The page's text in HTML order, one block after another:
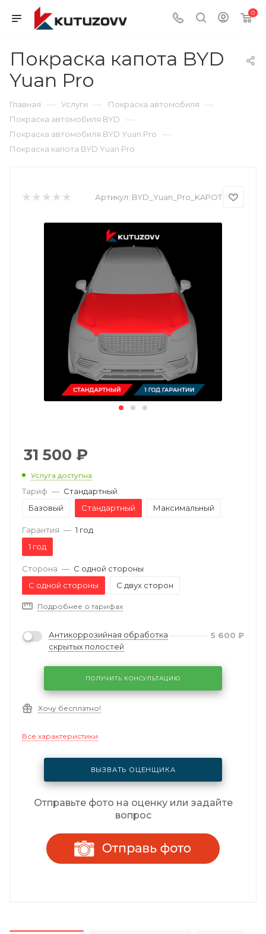
0
Покраска капота BYD
Yuan Pro
Главная — Услуги — Покраска автомобиля —
Покраска автомобиля BYD —
Покраска автомобиля BYD Yuan Pro —
Покраска капота BYD Yuan Pro
Артикул: BYD_Yuan_Pro_KAPOT
31 500 ₽
Услуга доступна
Тариф — Стандартный
Базовый
Стандартный Максимальный
Гарантия — 1 год
1 год
Сторона — С одной стороны
С одной стороны
С двух сторон
Подробнее о тарифах
Антикоррозийная обработка
скрытых полостей
5 600 ₽
ПОЛУЧИТЬ КОНСУЛЬТАЦИЮ
Хочу бесплатно!
Все характеристики
ВЫЗВАТЬ ОЦЕНЩИКА
Отправьте фото на оценку или задайте
вопрос